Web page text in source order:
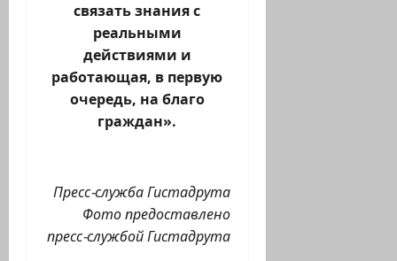
связать знания с
реальными
действиями и
работающая, в первую
очередь, на благо
граждан».
Пресс-служба Гистадрута
Фото предоставлено
пресс-службой Гистадрута